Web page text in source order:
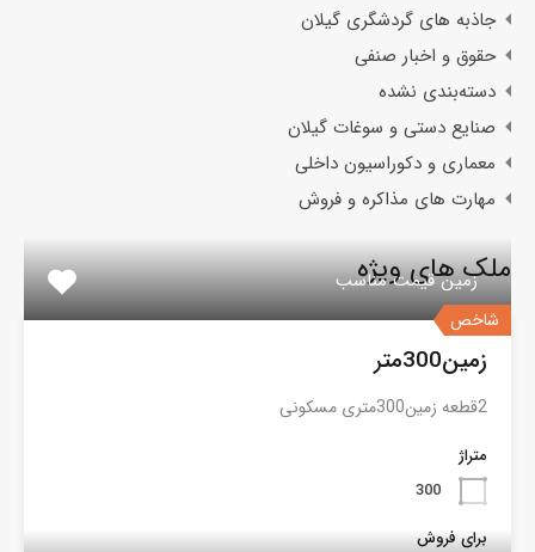
جاذبه های گردشگری گیلان
حقوق و اخبار صنفی
دسته‌بندی نشده
صنایع دستی و سوغات گیلان
معماری و دکوراسیون داخلی
مهارت های مذاکره و فروش
ملک های ویژه
شاخص
زمین قیمت مناسب
زمین300متر
2قطعه زمین300متری مسکونی
متراژ
300
برای فروش